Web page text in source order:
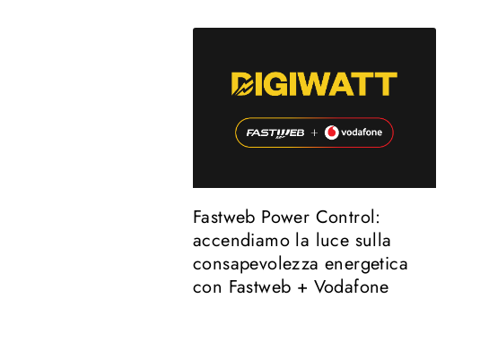
Fastweb Power Control:
accendiamo la luce sulla
consapevolezza energetica
con Fastweb + Vodafone